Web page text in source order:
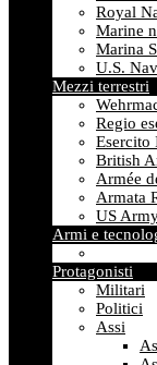
Royal
Marine
Marina
U.S.
Mezzi terrestri
Regio
Esercito
British
Armée
Armata
US
Armi e
Protagonisti
Militari
Politici
Assi